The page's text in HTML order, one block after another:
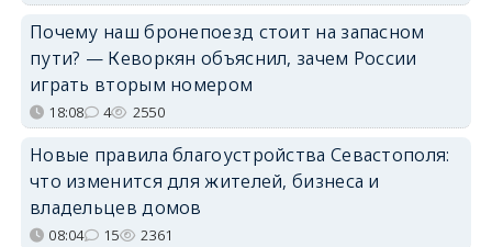
Почему наш бронепоезд стоит на запасном
пути? — Кеворкян объяснил, зачем России
играть вторым номером
18:08 4 2550
Новые правила благоустройства Севастополя:
что изменится для жителей, бизнеса и
владельцев домов
08:04 15 2361